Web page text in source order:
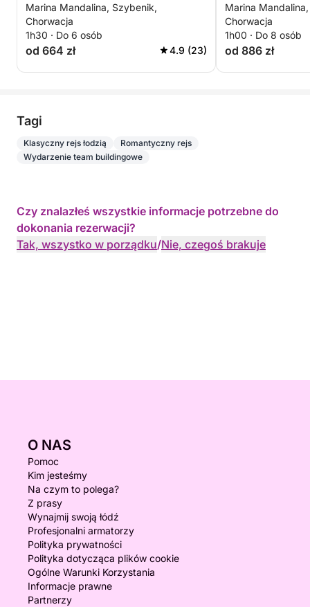
Marina Mandalina, Szybenik,
Chorwacja
1h30 · Do 6 osób
od 664 zł 4.9 (23)
Marina
Chorwacja
1h00 · Do 8 osób
od 886 zł
Tagi
Klasyczny rejs łodzią
Romantyczny rejs
Wydarzenie team buildingowe
Czy znalazłeś wszystkie informacje potrzebne do
dokonania rezerwacji?
Tak, wszystko w porządku/Nie, czegoś brakuje
O NAS
Pomoc
Kim jesteśmy
Na czym to polega?
Z prasy
Wynajmij swoją łódź
Profesjonalni armatorzy
Polityka prywatności
Polityka dotycząca plików cookie
Ogólne Warunki Korzystania
Informacje prawne
Partnerzy